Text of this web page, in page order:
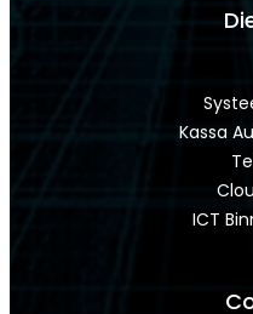
Kassa
ICT